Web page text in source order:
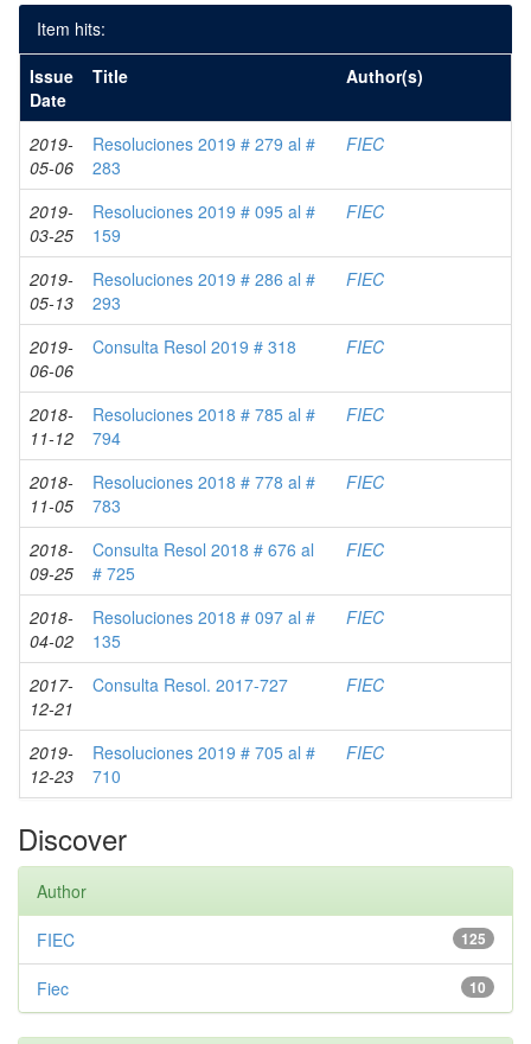
Item hits:
Issue
Date
Title Author(s)
2019-
05-06
Resoluciones 2019 # 279 al #
283
FIEC
2019-
03-25
Resoluciones 2019 # 095 al #
159
FIEC
2019-
05-13
Resoluciones 2019 # 286 al #
293
FIEC
2019-
06-06
Consulta Resol 2019 # 318 FIEC
2018-
11-12
Resoluciones 2018 # 785 al #
794
FIEC
2018-
11-05
Resoluciones 2018 # 778 al #
783
FIEC
2018-
09-25
Consulta Resol 2018 # 676 al
# 725
FIEC
2018-
04-02
Resoluciones 2018 # 097 al #
135
FIEC
2017-
12-21
Consulta Resol. 2017-727 FIEC
2019-
12-23
Resoluciones 2019 # 705 al #
710
FIEC
Discover
Author
125
FIEC
10
Fiec